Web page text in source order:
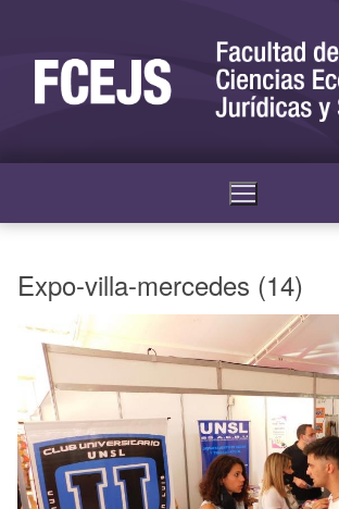
Expo-villa-mercedes (14)